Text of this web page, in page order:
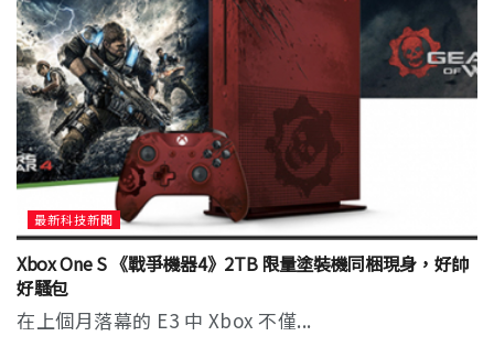
最新科技新聞
Xbox One S 《戰爭機器4》2TB 限量塗裝機同梱現身，好帥
好騷包
在上個月落幕的 E3 中 Xbox 不僅...